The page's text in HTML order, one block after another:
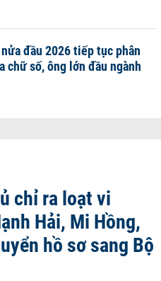
đầu 2026 tiếp tục phân
chữ số, ông lớn đầu ngành
chỉ ra loạt vi
Hải, Mi Hồng,
hồ sơ sang Bộ